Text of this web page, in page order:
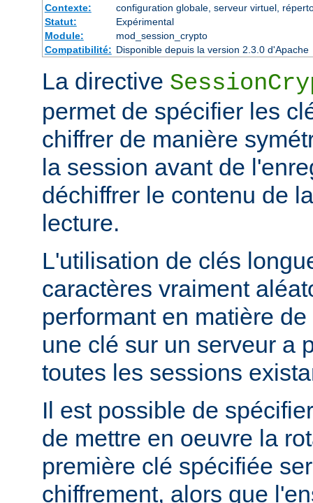
Contexte:
configuration globale, serveur virtuel,
Statut:
Expérimental
Module:
mod_session_crypto
Compatibilité: Disponible depuis la version 2.3.0 d'Apache
La directive
permet de spécifier les
chiffrer de manière
la session avant de
déchiffrer le contenu de
lecture.
L'utilisation de clés
caractères vraiment
performant en matière
une clé sur un serveur a
toutes les sessions
Il est possible de
de mettre en oeuvre la
première clé spécifiée
chiffrement, alors que